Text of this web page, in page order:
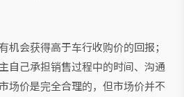
机会获得高于车行收购价的回报；
自己承担销售过程中的时间、沟通
场价是完全合理的，但市场价并不